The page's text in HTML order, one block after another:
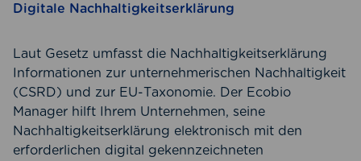
Digitale Nachhaltigkeitserklärung
Laut Gesetz umfasst die Nachhaltigkeitserklärung
Informationen zur unternehmerischen Nachhaltigkeit
(CSRD) und zur EU-Taxonomie. Der Ecobio
Manager hilft Ihrem Unternehmen, seine
Nachhaltigkeitserklärung elektronisch mit den
erforderlichen digital gekennzeichneten